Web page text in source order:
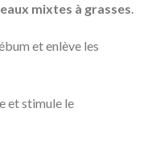
mixtes à grasses.
et enlève les
et stimule le